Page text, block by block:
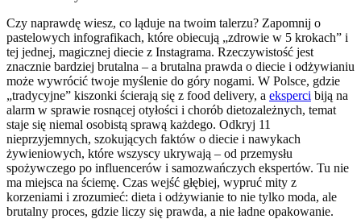
Czy naprawdę wiesz, co ląduje na twoim talerzu? Zapomnij o
pastelowych infografikach, które obiecują „zdrowie w 5 krokach” i
tej jednej, magicznej diecie z Instagrama. Rzeczywistość jest
znacznie bardziej brutalna – a brutalna prawda o diecie i odżywianiu
może wywrócić twoje myślenie do góry nogami. W Polsce, gdzie
„tradycyjne” kiszonki ścierają się z food delivery, a eksperci biją na
alarm w sprawie rosnącej otyłości i chorób dietozależnych, temat
staje się niemal osobistą sprawą każdego. Odkryj 11
nieprzyjemnych, szokujących faktów o diecie i nawykach
żywieniowych, które wszyscy ukrywają – od przemysłu
spożywczego po influencerów i samozwańczych ekspertów. Tu nie
ma miejsca na ściemę. Czas wejść głębiej, wypruć mity z
korzeniami i zrozumieć: dieta i odżywianie to nie tylko moda, ale
brutalny proces, gdzie liczy się prawda, a nie ładne opakowanie.